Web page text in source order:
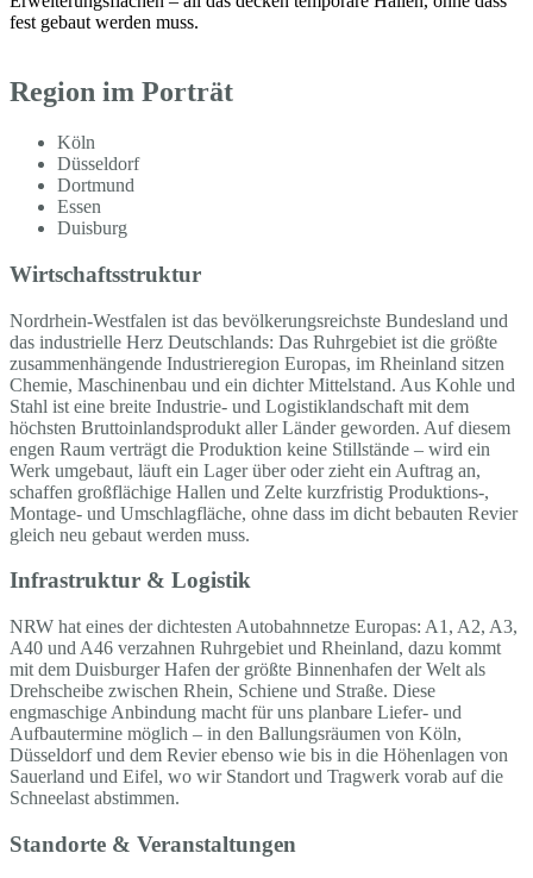
fest gebaut werden muss.
Region im Porträt
Köln
Düsseldorf
Dortmund
Essen
Duisburg
Wirtschaftsstruktur
Nordrhein-Westfalen ist das bevölkerungsreichste Bundesland und
das industrielle Herz Deutschlands: Das Ruhrgebiet ist die größte
zusammenhängende Industrieregion Europas, im Rheinland sitzen
Chemie, Maschinenbau und ein dichter Mittelstand. Aus Kohle und
Stahl ist eine breite Industrie- und Logistiklandschaft mit dem
höchsten Bruttoinlandsprodukt aller Länder geworden. Auf diesem
engen Raum verträgt die Produktion keine Stillstände – wird ein
Werk umgebaut, läuft ein Lager über oder zieht ein Auftrag an,
schaffen großflächige Hallen und Zelte kurzfristig Produktions-,
Montage- und Umschlagfläche, ohne dass im dicht bebauten Revier
gleich neu gebaut werden muss.
Infrastruktur & Logistik
NRW hat eines der dichtesten Autobahnnetze Europas: A1, A2, A3,
A40 und A46 verzahnen Ruhrgebiet und Rheinland, dazu kommt
mit dem Duisburger Hafen der größte Binnenhafen der Welt als
Drehscheibe zwischen Rhein, Schiene und Straße. Diese
engmaschige Anbindung macht für uns planbare Liefer- und
Aufbautermine möglich – in den Ballungsräumen von Köln,
Düsseldorf und dem Revier ebenso wie bis in die Höhenlagen von
Sauerland und Eifel, wo wir Standort und Tragwerk vorab auf die
Schneelast abstimmen.
Standorte & Veranstaltungen